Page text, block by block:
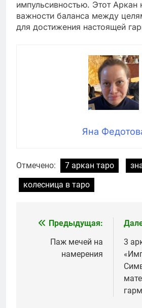
импульсивностью. Этот Аркан
важности баланса между
для достижения настоящей
Яна
Отмечено: 7 аркан таро
колесница в таро
Навигация
Предыдущая:
Паж мечей на
намерения
3